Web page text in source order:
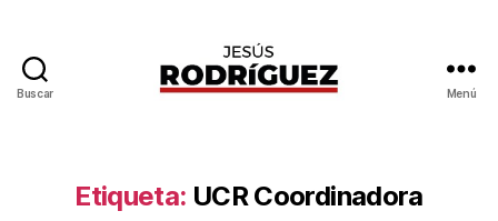
Buscar Menú
Etiqueta: UCR Coordinadora